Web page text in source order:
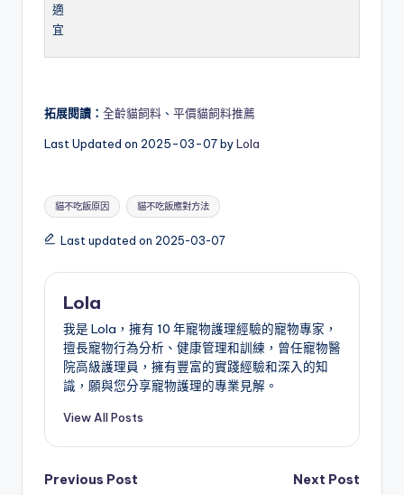
適
宜
拓展閱讀： 全齡貓飼料 、 平價貓飼料推薦
Last Updated on 2025-03-07 byLola
Tags:
貓不吃飯原因 貓不吃飯應對方法
Last updated on 2025-03-07
Lola
我是 Lola，擁有 10 年寵物護理經驗的寵物專家，
擅長寵物行為分析、健康管理和訓練，曾任寵物醫
院高級護理員，擁有豐富的實踐經驗和深入的知
識，願與您分享寵物護理的專業見解。
View All Posts
Post
Previous Post Next Post